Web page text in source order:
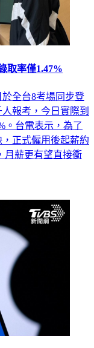
全台8考場同步登
報考，今日實際到
。台電表示，為了
正式僱用後起薪約
薪更有望直接衝